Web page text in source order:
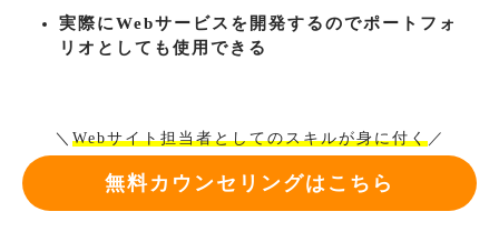
実際にWebサービスを開発するのでポートフォ
リオとしても使用できる
＼ Webサイト担当者としてのスキルが身に付く／
無料カウンセリングはこちら